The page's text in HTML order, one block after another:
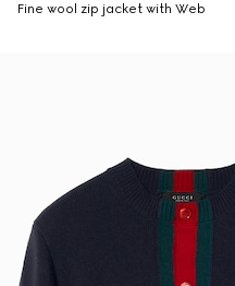
Fine wool zip jacket with Web